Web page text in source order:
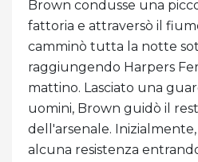
Brown condusse una
fattoria e attraversò il
camminò tutta la notte
raggiungendo Harpers
mattino. Lasciato una
uomini, Brown guidò il
dell'arsenale.
alcuna resistenza